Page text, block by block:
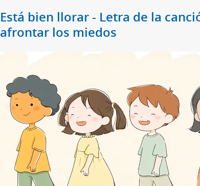
Está bien llorar - Letra de la
afrontar los miedos